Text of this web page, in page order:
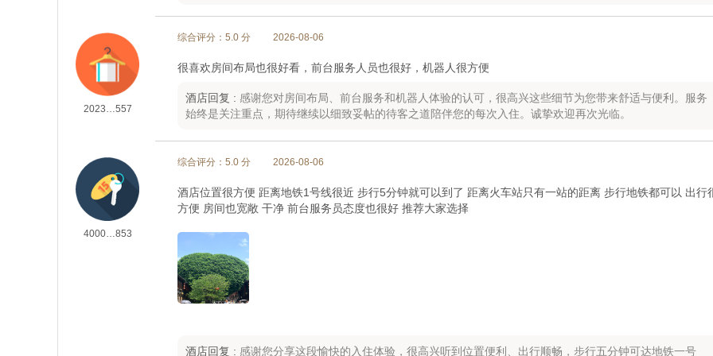
2023…557
综合评分：5.0 分 2026-08-06
很喜欢房间布局也很好看，前台服务人员也很好，机器人很方便
酒店回复 : 感谢您对房间布局、前台服务和机器人体验的认可，很高兴这些细节为您带来舒适与便利。服务
始终是关注重点，期待继续以细致妥帖的待客之道陪伴您的每次入住。诚挚欢迎再次光临。
4000…853
综合评分：5.0 分 2026-08-06
酒店位置很方便 距离地铁1号线很近 步行5分钟就可以到了 距离火车站只有一站的距离 步行地铁都可以 出行
方便 房间也宽敞 干净 前台服务员态度也很好 推荐大家选择
酒店回复 : 感谢您分享这段愉快的入住体验，很高兴听到位置便利、出行顺畅，步行五分钟可达地铁一号